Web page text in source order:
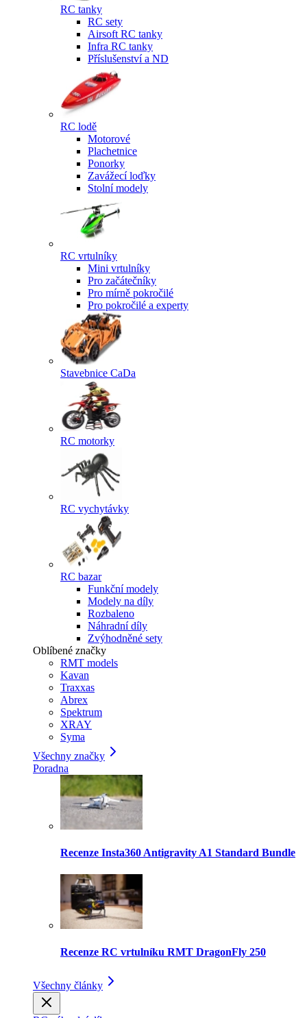
RC tanky
RC sety
Airsoft RC tanky
Infra RC tanky
Příslušenství a ND
RC lodě
Motorové
Plachetnice
Ponorky
Zavážecí loďky
Stolní modely
RC vrtulníky
Mini vrtulníky
Pro začátečníky
Pro mírně pokročilé
Pro pokročilé a experty
Stavebnice CaDa
RC motorky
RC vychytávky
RC bazar
Funkční modely
Modely na díly
Rozbaleno
Náhradní díly
Zvýhodněné sety
Oblíbené značky
RMT models
Kavan
Traxxas
Abrex
Spektrum
XRAY
Syma
Všechny značky
Poradna
Recenze Insta360 Antigravity A1 Standard Bundle
Recenze RC vrtulníku RMT DragonFly 250
Všechny články